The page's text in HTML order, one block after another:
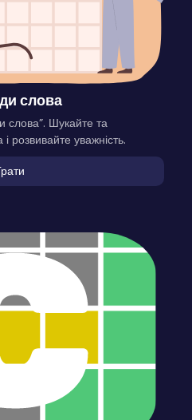
слова
слова”. Шукайте та
розвивайте уважність.